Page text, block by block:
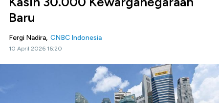
Baru
Fergi Nadira, CNBC Indonesia
10 April 2026 16:20